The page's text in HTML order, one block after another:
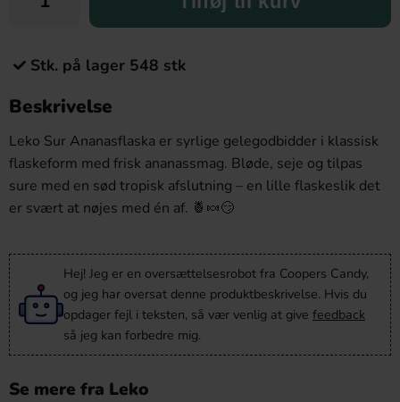
Stk. på lager 548 stk
Beskrivelse
Leko Sur Ananasflaska er syrlige gelegodbidder i klassisk
flaskeform med frisk ananassmag. Bløde, seje og tilpas
sure med en sød tropisk afslutning – en lille flaskeslik det
er svært at nøjes med én af. 🍍🍬😏
Hej! Jeg er en oversættelsesrobot fra Coopers Candy,
og jeg har oversat denne produktbeskrivelse. Hvis du
opdager fejl i teksten, så vær venlig at give feedback
så jeg kan forbedre mig.
Se mere fra Leko